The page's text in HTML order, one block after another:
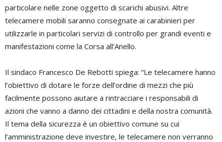
particolare nelle zone oggetto di scarichi abusivi. Altre
telecamere mobili saranno consegnate ai carabinieri per
utilizzarle in particolari servizi di controllo per grandi eventi e
manifestazioni come la Corsa all’Anello.
Il sindaco Francesco De Rebotti spiega: “Le telecamere hanno
l’obiettivo di dotare le forze dell’ordine di mezzi che più
facilmente possono aiutare a rintracciare i responsabili di
azioni che vanno a danno dei cittadini e della nostra comunità.
Il tema della sicurezza è un obiettivo comune su cui
l’amministrazione deve investire, le telecamere non verranno